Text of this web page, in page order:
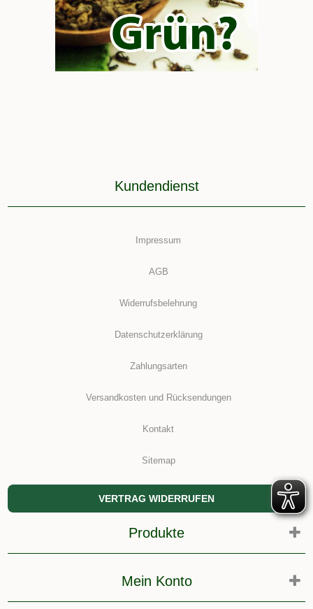
Kundendienst
Impressum
AGB
Widerrufsbelehrung
Datenschutzerklärung
Zahlungsarten
Versandkosten und Rücksendungen
Kontakt
Sitemap
VERTRAG WIDERRUFEN
Produkte
Mein Konto